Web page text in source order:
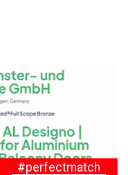
#perfectmatch